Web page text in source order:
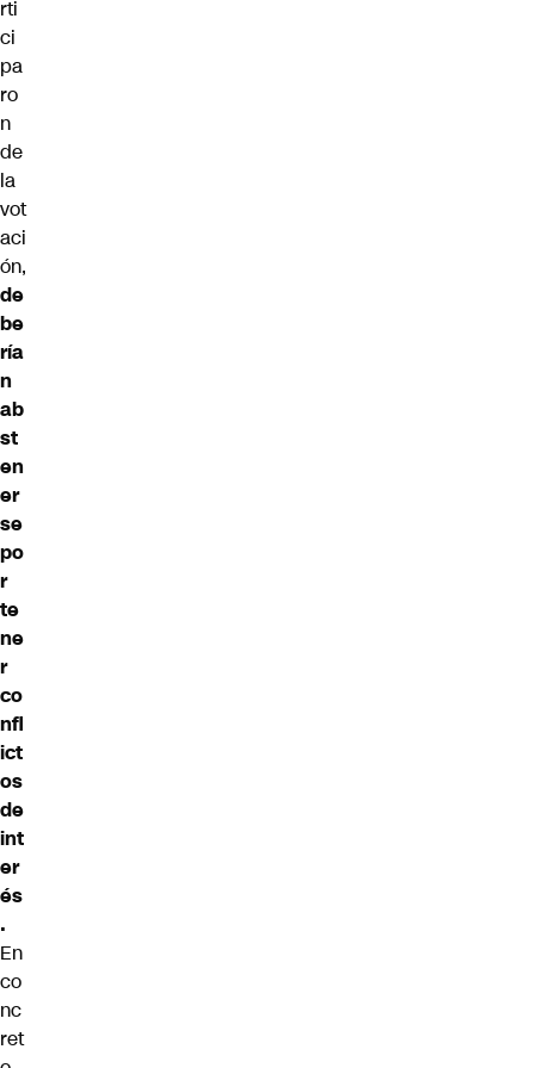
rti
ci
pa
ro
n
de
la
vot
aci
ón,
de
be
ría
n
ab
st
en
er
se
po
r
te
ne
r
co
nfl
ict
os
de
int
er
és
.
En
co
nc
ret